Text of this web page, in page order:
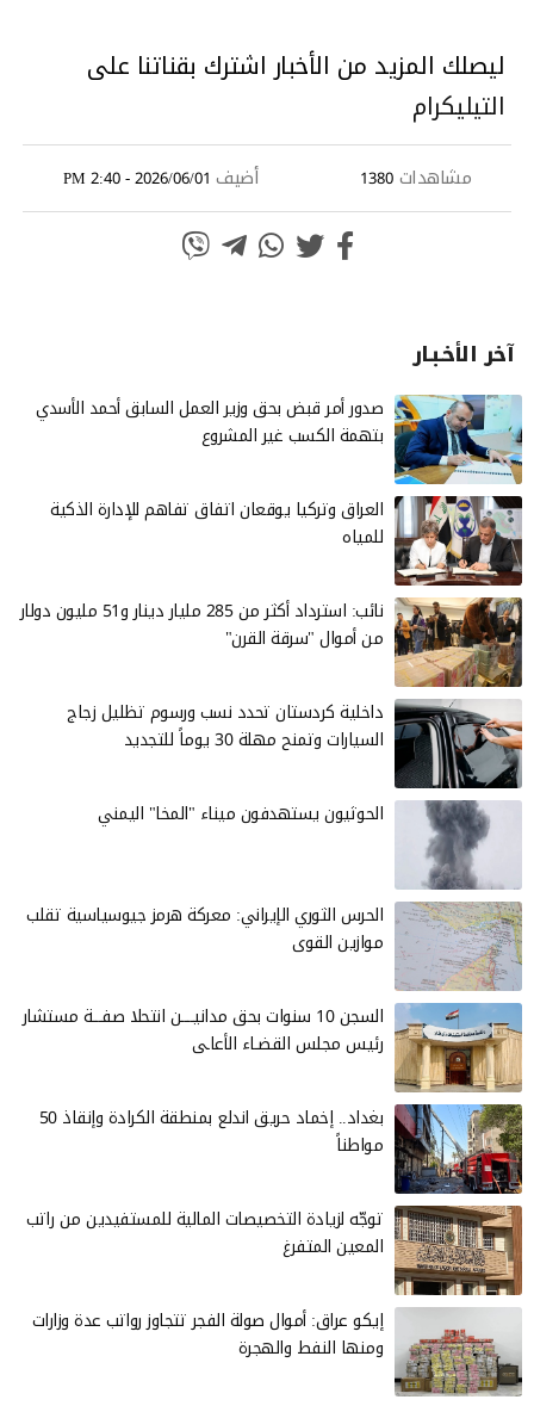
ليصلك المزيد من الأخبار اشترك بقناتنا على
التيليكرام
مشاهدات 1380 أضيف 2026/06/01 - 2:40 PM
آخر الأخـبـار
صدور أمر قبض بحق وزير العمل السابق أحمد الأسدي
بتهمة الكسب غير المشروع
العراق وتركيا يوقعان اتفاق تفاهم للإدارة الذكية
للمياه
نائب: استرداد أكثر من 285 مليار دينار و51 مليون دولار
من أموال "سرقة القرن"
داخلية كردستان تحدد نسب ورسوم تظليل زجاج
السيارات وتمنح مهلة 30 يوماً للتجديد
الحوثيون يستهدفون ميناء "المخا" اليمني
الحرس الثوري الإيراني: معركة هرمز جيوسياسية تقلب
موازين القوى
السجن 10 سنوات بحق مدانيــــن انتحلا صفـــة مستشار
رئيس مجلس القضـاء الأعاـى
بغداد.. إخماد حريق اندلع بمنطقة الكرادة وإنقاذ 50
مواطناً
توجّه لزيادة التخصيصات المالية للمستفيدين من راتب
المعين المتفرغ
إيكو عراق: أموال صولة الفجر تتجاوز رواتب عدة وزارات
ومنها النفط والهجرة